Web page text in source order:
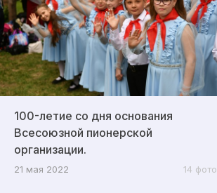
100-летие со дня основания
Всесоюзной пионерской
организации.
21 мая 2022 14 фото